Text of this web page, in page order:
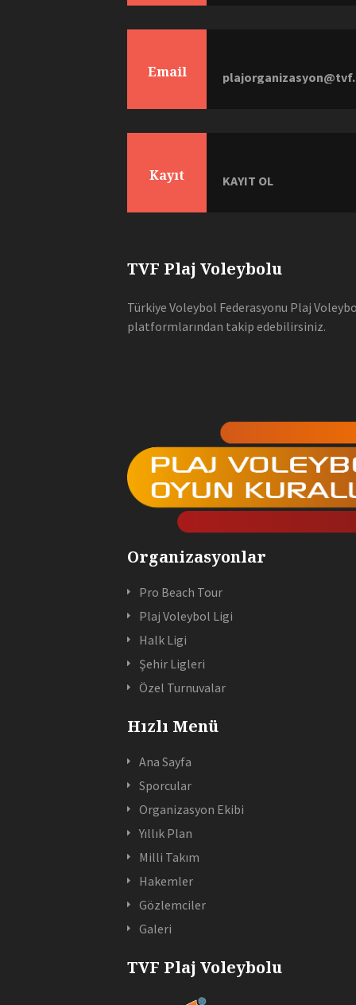
Email
Kayıt KAYIT OL
TVF Plaj Voleybolu
Türkiye Voleybol Federasyonu Plaj
platformlarından takip edebilirsiniz.
Organizasyonlar
Pro Beach Tour
Plaj Voleybol Ligi
Halk Ligi
Şehir Ligleri
Özel Turnuvalar
Hızlı Menü
Ana Sayfa
Sporcular
Organizasyon Ekibi
Yıllık Plan
Milli Takım
Hakemler
Gözlemciler
Galeri
TVF Plaj Voleybolu